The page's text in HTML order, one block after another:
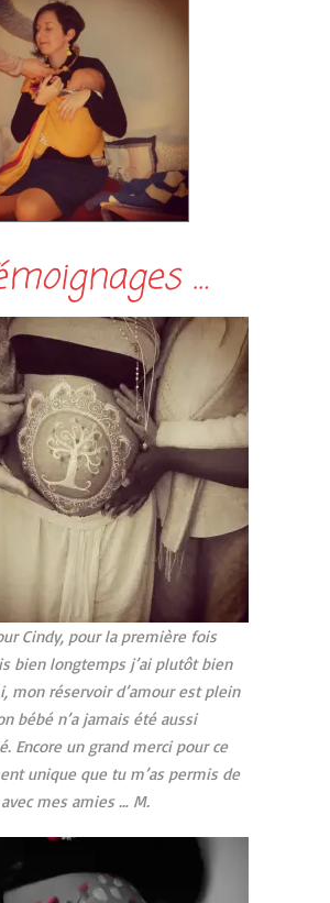
…
Cindy, pour la première fois
bien longtemps j’ai plutôt bien
mon réservoir d’amour est plein
bébé n’a jamais été aussi
Encore un grand merci pour ce
unique que tu m’as permis de
mes amies … M.